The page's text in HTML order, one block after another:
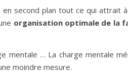
second plan tout ce qui attrait
organisation optimale de la
mentale … La charge mentale
moindre mesure.